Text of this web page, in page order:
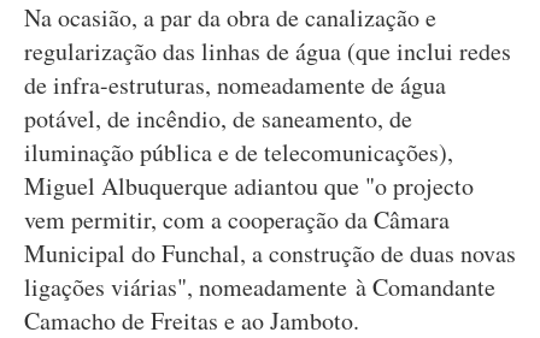
Na ocasião, a par da obra de canalização e
regularização das linhas de água (que inclui redes
de infra-estruturas, nomeadamente de água
potável, de incêndio, de saneamento, de
iluminação pública e de telecomunicações),
Miguel Albuquerque adiantou que "o projecto
vem permitir, com a cooperação da Câmara
Municipal do Funchal, a construção de duas novas
ligações viárias", nomeadamente à Comandante
Camacho de Freitas e ao Jamboto.